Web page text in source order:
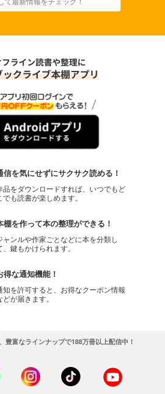
電子版３１号 (2020年5月号)
示する
秋 電子版３０号 (2020年3月号)
電子版２９号 (2020年1月号)
示する
信を気にせずにサクサク読める！
品をダウンロードすれば、いつでもど
でも読書が楽しめます。
棚を作って本の整理ができる！
ャンルや作家ごとなどに本を分類し
、鍵もかけられます。
得な通知機能！
知を許可すると、お得なクーポン情報
どが届きます。
豊富なラインナップで188万冊以上配信中！